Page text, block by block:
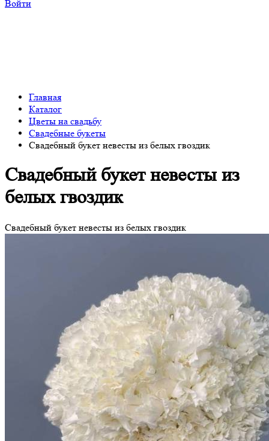
Войти
Главная
Каталог
Цветы на свадьбу
Свадебные букеты
Свадебный букет невесты из белых гвоздик
Свадебный букет невесты из
белых гвоздик
Свадебный букет невесты из белых гвоздик